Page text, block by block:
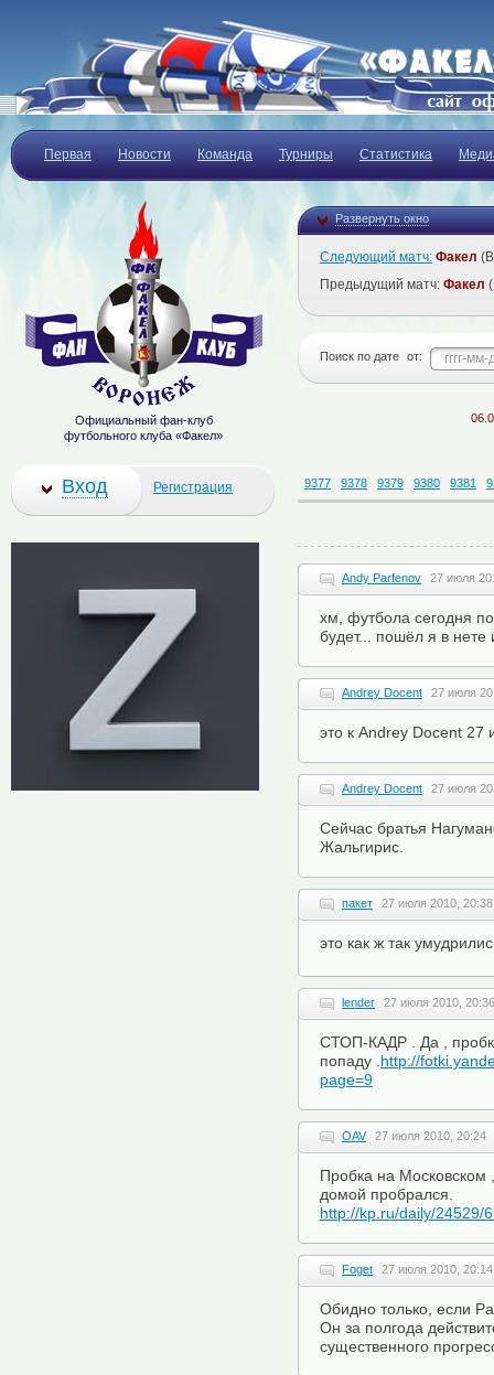
Первая Новости Команда Турниры Статистика
Развернуть окно
Следующий матч: Факел
Предыдущий матч: Факел
Поиск по дате от:
9377 9378 9379 9380 9381
Andy Parfenov 27 июля
хм, футбола сегодня
будет... пошёл я в нете
Andrey Docent 27 июля
это к Andrey Docent
Andrey Docent 27 июля
Сейчас братья
Жальгирис.
пакет 27 июля 2010, 20:38
это как ж так
lender 27 июля 2010, 20:36
СТОП-КАДР . Да ,
попаду . http://
page=9
OAV 27 июля 2010, 20:24
Пробка на Московском
домой пробрался.
http://kp.ru/daily/24529/
Foget 27 июля 2010, 20:14
Обидно только, если
Он за полгода
существенного
Официальный фан-клуб
футбольного клуба «Факел»
Вход Регистрация